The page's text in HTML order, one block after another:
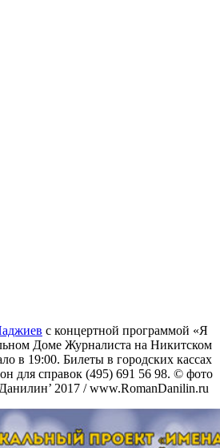
с концертной программой «Я
Доме Журналиста на Никитском
в 19:00. Билеты в городских кассах
для справок (495) 691 56 98. © фото
2017 / www.RomanDanilin.ru